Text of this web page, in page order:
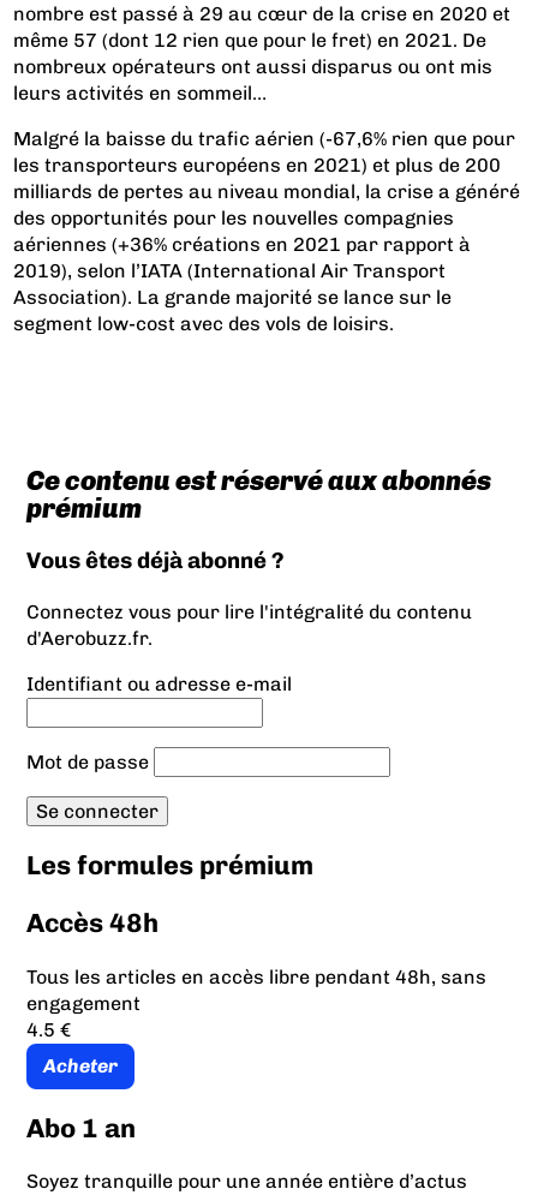
nombre est passé à 29 au cœur de la crise en 2020 et
même 57 (dont 12 rien que pour le fret) en 2021. De
nombreux opérateurs ont aussi disparus ou ont mis
leurs activités en sommeil…
Malgré la baisse du trafic aérien (-67,6% rien que pour
les transporteurs européens en 2021) et plus de 200
milliards de pertes au niveau mondial, la crise a généré
des opportunités pour les nouvelles compagnies
aériennes (+36% créations en 2021 par rapport à
2019), selon l’IATA (International Air Transport
Association). La grande majorité se lance sur le
segment low-cost avec des vols de loisirs.
Ce contenu est réservé aux abonnés
prémium
Vous êtes déjà abonné ?
Connectez vous pour lire l'intégralité du contenu
d'Aerobuzz.fr.
Identifiant ou adresse e-mail
Mot de passe
Les formules prémium
Accès 48h
Tous les articles en accès libre pendant 48h, sans
engagement
4.5 €
Acheter
Abo 1 an
Soyez tranquille pour une année entière d’actus